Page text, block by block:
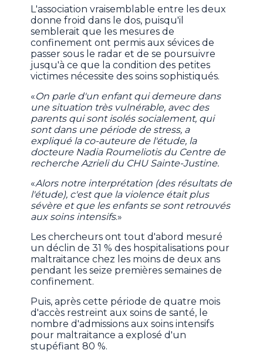
L'association vraisemblable entre les deux
donne froid dans le dos, puisqu'il
semblerait que les mesures de
confinement ont permis aux sévices de
passer sous le radar et de se poursuivre
jusqu'à ce que la condition des petites
victimes nécessite des soins sophistiqués.
«On parle d'un enfant qui demeure dans
une situation très vulnérable, avec des
parents qui sont isolés socialement, qui
sont dans une période de stress, a
expliqué la co-auteure de l'étude, la
docteure Nadia Roumeliotis du Centre de
recherche Azrieli du CHU Sainte-Justine.
«Alors notre interprétation (des résultats de
l'étude), c'est que la violence était plus
sévère et que les enfants se sont retrouvés
aux soins intensifs.»
Les chercheurs ont tout d'abord mesuré
un déclin de 31 % des hospitalisations pour
maltraitance chez les moins de deux ans
pendant les seize premières semaines de
confinement.
Puis, après cette période de quatre mois
d'accès restreint aux soins de santé, le
nombre d'admissions aux soins intensifs
pour maltraitance a explosé d'un
stupéfiant 80 %.